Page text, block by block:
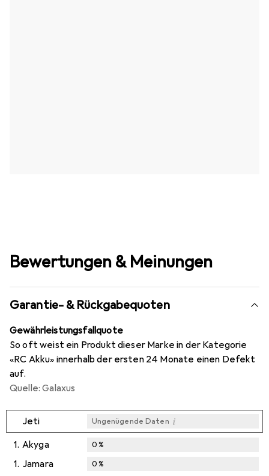
Bewertungen & Meinungen
Garantie- & Rückgabequoten
Gewährleistungsfallquote
So oft weist ein Produkt dieser Marke in der Kategorie
«RC Akku» innerhalb der ersten 24 Monate einen Defekt
auf.
Quelle: Galaxus
Jeti Ungenügende Daten i
1. Akyga 0%
1. Jamara 0%